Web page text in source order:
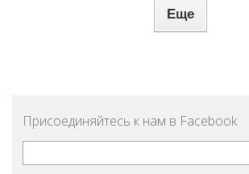
Еще
Присоединяйтесь к нам в Facebook